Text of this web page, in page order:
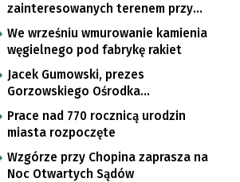
zainteresowanych terenem przy
Mironickiej
We wrześniu wmurowanie kamienia
węgielnego pod fabrykę rakiet
Jacek Gumowski, prezes
Gorzowskiego Ośrodka
Technologicznego
Prace nad 770 rocznicą urodzin
miasta rozpoczęte
Wzgórze przy Chopina zaprasza na
Noc Otwartych Sądów